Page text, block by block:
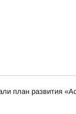
план развития